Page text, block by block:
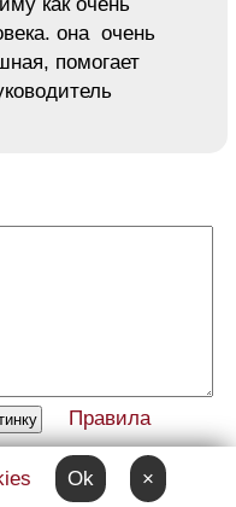
она очень
помогает
Правила
Ok ×